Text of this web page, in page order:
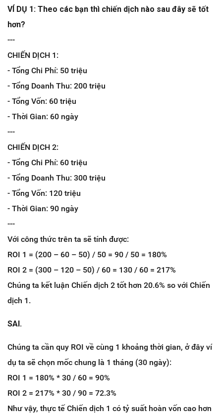
VÍ DỤ 1: Theo các bạn thì chiến dịch nào sau đây sẽ tốt
hơn?
---
CHIẾN DỊCH 1:
- Tổng Chi Phí: 50 triệu
- Tổng Doanh Thu: 200 triệu
- Tổng Vốn: 60 triệu
- Thời Gian: 60 ngày
---
CHIẾN DỊCH 2:
- Tổng Chi Phí: 60 triệu
- Tổng Doanh Thu: 300 triệu
- Tổng Vốn: 120 triệu
- Thời Gian: 90 ngày
---
Với công thức trên ta sẽ tính được:
ROI 1 = (200 – 60 – 50) / 50 = 90 / 50 = 180%
ROI 2 = (300 – 120 – 50) / 60 = 130 / 60 = 217%
Chúng ta kết luận Chiến dịch 2 tốt hơn 20.6% so với Chiến
dịch 1.
SAI.
Chúng ta cần quy ROI về cùng 1 khoảng thời gian, ở đây ví
dụ ta sẽ chọn mốc chung là 1 tháng (30 ngày):
ROI 1 = 180% * 30 / 60 = 90%
ROI 2 = 217% * 30 / 90 = 72.3%
Như vậy, thực tế Chiến dịch 1 có tỷ suất hoàn vốn cao hơn